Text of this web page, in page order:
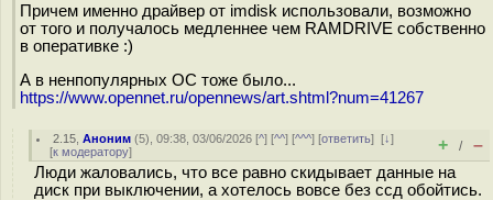
Причем именно драйвер от imdisk использовали, возможно
от того и получалось медленнее чем RAMDRIVE собственно
в оперативке :)
А в ненпопулярных ОС тоже было...
https://www.opennet.ru/opennews/art.shtml?num=41267
2.15 ,Аноним (5), 09:38, 03/06/2026 [^] [^^] [^^^] [ответить][↓]
[к модератору] + / –
Люди жаловались, что все равно скидывает данные на
диск при выключении, а хотелось вовсе без ссд обойтись.